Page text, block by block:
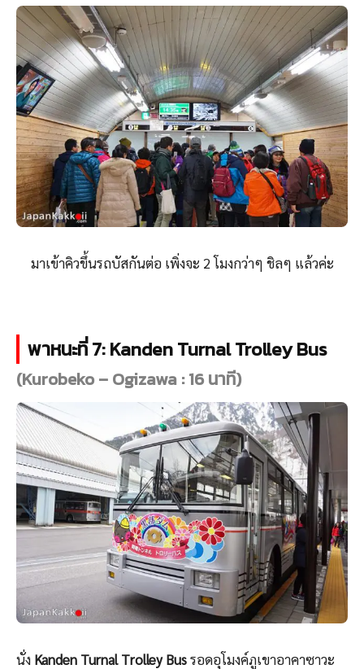
มาเข้าคิวขึ้นรถบัสกันต่อ เพิ่งจะ 2 โมงกว่าๆ ชิลๆ แล้วค่ะ
พาหนะที่ 7: Kanden Turnal Trolley Bus
(Kurobeko – Ogizawa : 16 นาที)
นั่ง Kanden Turnal Trolley Busรอดอุโมงค์ภูเขาอาคาซาวะ